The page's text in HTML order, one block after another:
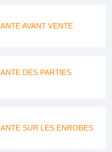
AVANT VENTE
DES PARTIES
SUR LES ENROBES